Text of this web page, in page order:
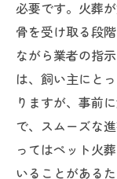
必要です。火葬
骨を受け取る段
ながら業者の指
は、飼い主にと
りますが、事前
で、スムーズな
ってはペット火
いることがある